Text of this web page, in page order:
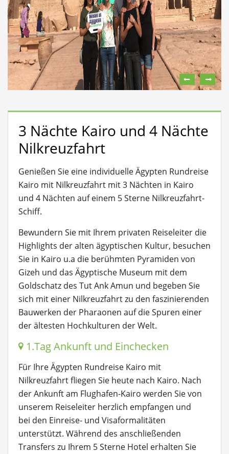
3 Nächte Kairo und 4 Nächte
Nilkreuzfahrt
Genießen Sie eine individuelle Ägypten Rundreise
Kairo mit Nilkreuzfahrt mit 3 Nächten in Kairo
und 4 Nächten auf einem 5 Sterne Nilkreuzfahrt-
Schiff.
Bewundern Sie mit Ihrem privaten Reiseleiter die
Highlights der alten ägyptischen Kultur, besuchen
Sie in Kairo u.a die berühmten Pyramiden von
Gizeh und das Ägyptische Museum mit dem
Goldschatz des Tut Ank Amun und begeben Sie
sich mit einer Nilkreuzfahrt zu den faszinierenden
Bauwerken der Pharaonen auf die Spuren einer
der ältesten Hochkulturen der Welt.
1.Tag Ankunft und Einchecken
Für Ihre Ägypten Rundreise Kairo mit
Nilkreuzfahrt fliegen Sie heute nach Kairo. Nach
der Ankunft am Flughafen-Kairo werden Sie von
unserem Reiseleiter herzlich empfangen und
bei den Einreise- und Visaformalitäten
unterstützt. Während des anschließenden
Transfers zu Ihrem 5 Sterne Hotel erhalten Sie